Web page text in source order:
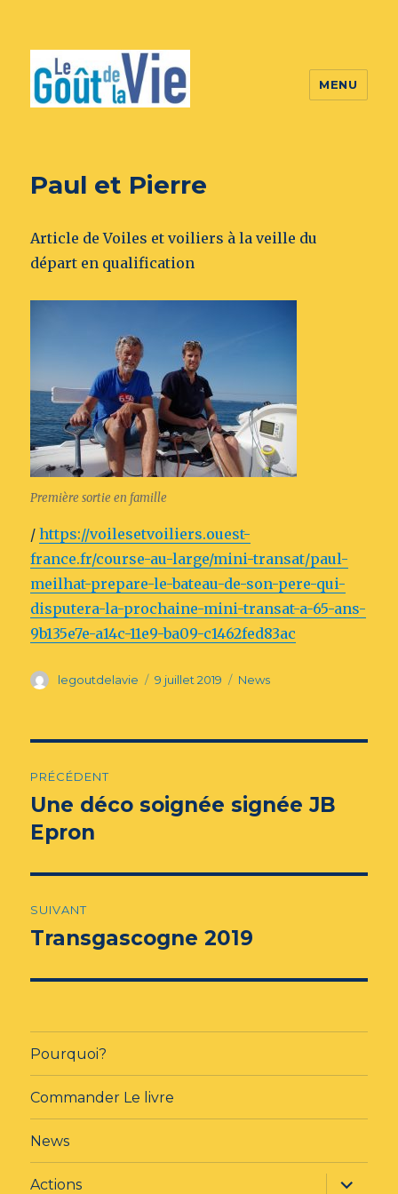
MENU
Paul et Pierre
Article de Voiles et voiliers à la veille du
départ en qualification
Première sortie en famille
/https://voilesetvoiliers.ouest-
france.fr/course-au-large/mini-transat/paul-
meilhat-prepare-le-bateau-de-son-pere-qui-
disputera-la-prochaine-mini-transat-a-65-ans-
9b135e7e-a14c-11e9-ba09-c1462fed83ac
Auteur
legoutdelavie
Publié
9 juillet 2019 Catégories
News
de
l’article
PRÉCÉDENT
Article
précédent :
Une déco soignée signée JB
Epron
SUIVANT
Article
Transgascogne 2019
Pourquoi?
Commander Le livre
News
Actions
ouvrir